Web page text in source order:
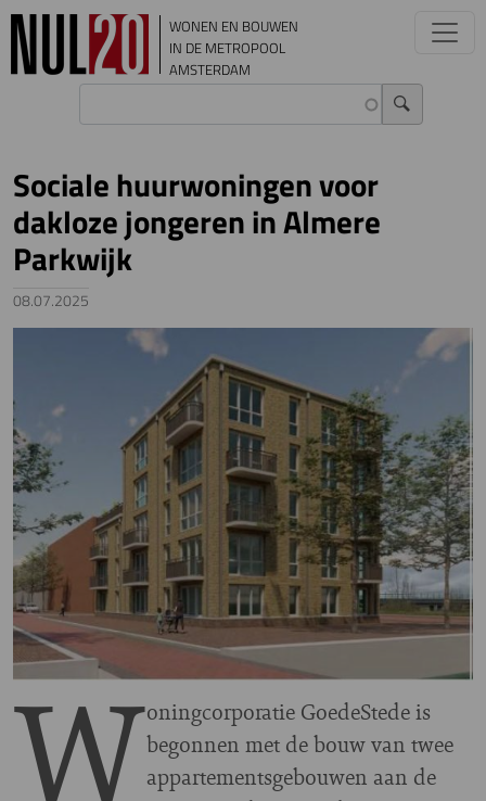
Overslaan en naar de inhoud gaan
WONEN EN BOUWEN
IN DE METROPOOL
AMSTERDAM
Sociale huurwoningen voor
dakloze jongeren in Almere
Parkwijk
08.07.2025
Woningcorporatie GoedeStede is
begonnen met de bouw van twee
appartementsgebouwen aan de